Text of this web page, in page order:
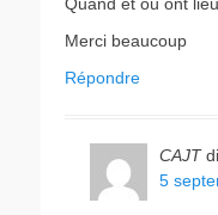
Merci beaucoup
Répondre
CAJT
5